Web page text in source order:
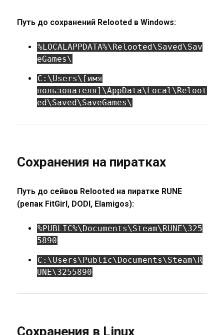
Путь до сохранений Relooted в Windows:
%LOCALAPPDATA%\Relooted\Saved\Sav
eGames\
C:\Users\[имя
пользователя]\AppData\Local\Reloot
ed\Saved\SaveGames\
Сохранения на пиратках
Путь до сейвов Relooted на пиратке RUNE
(репак FitGirl, DODI, Elamigos):
%PUBLIC%\Documents\Steam\RUNE\325
5890
C:\Users\Public\Documents\Steam\R
UNE\3255890
Сохранения в Linux